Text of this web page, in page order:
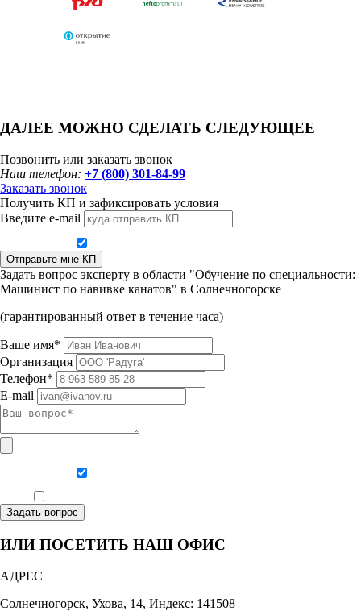
ДАЛЕЕ МОЖНО СДЕЛАТЬ СЛЕДУЮЩЕЕ
Позвонить или заказать звонок
Наш телефон: +7 (800) 301-84-99
Заказать звонок
Получить КП и зафиксировать условия
Введите e-mail
Отправьте мне КП
Задать вопрос эксперту в области "Обучение по специальности:
Машинист по навивке канатов" в Солнечногорске
(гарантированный ответ в течение часа)
Ваше имя*
Организация
Телефон*
E-mail
Задать вопрос
ИЛИ ПОСЕТИТЬ НАШ ОФИС
АДРЕС
Солнечногорск, Ухова, 14, Индекс: 141508